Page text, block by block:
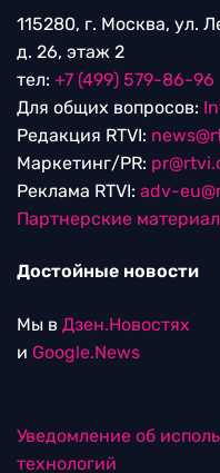
115280, г. Москва, ул.
д. 26, этаж 2
тел: +7 (499) 579-86-96
Для общих вопросов:
Редакция RTVI:
Маркетинг/PR:
Реклама RTVI: adv-
Партнерские
Достойные новости
Мы в Дзен.Новостях
и Google.News
Уведомление об
технологий